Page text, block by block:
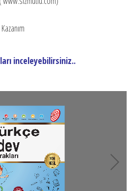
inceleyebilirsiniz..